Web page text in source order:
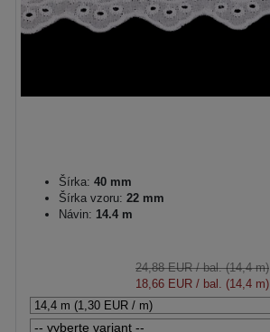
Šírka: 40 mm
Šírka vzoru: 22 mm
Návin: 14.4 m
24,88 EUR/ bal. (14,4 m)
18,66 EUR / bal. (14,4 m)